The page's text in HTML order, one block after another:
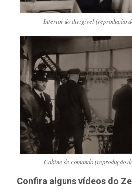
Interior do dirigível (reprodução
Cabine de comando (reprodução
Confira alguns vídeos do